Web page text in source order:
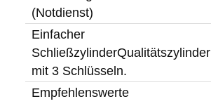
(Notdienst)
Einfacher
SchließzylinderQualitätszylinder
mit 3 Schlüsseln.
Empfehlenswerte